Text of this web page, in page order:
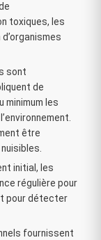
toxiques, les
sont
de
minimum les
être
initial, les
régulière pour
pour détecter
fournissent